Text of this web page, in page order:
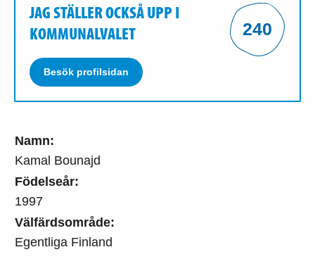
Namn:
Kamal Bounajd
Födelseår:
1997
Välfärdsområde:
Egentliga Finland
JAG STÄLLER OCKSÅ UPP I
KOMMUNALVALET
Besök profilsidan
240